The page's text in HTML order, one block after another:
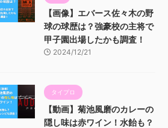
【画像】エバース佐々木の野
球の球歴は？強豪校の主将で
甲子園出場したかも調査！
2024/12/21
タイプロ
【動画】菊池風磨のカレーの
隠し味は赤ワイン！水飴も？